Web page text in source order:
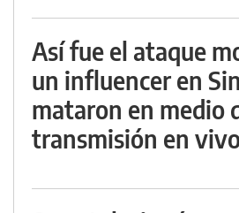
Así fue el ataque
un influencer en
mataron en medio
transmisión en